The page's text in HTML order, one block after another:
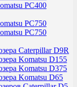
PC400
PC750
PC750
Caterpillar D9R
Komatsu D155
Komatsu D375
Komatsu D65